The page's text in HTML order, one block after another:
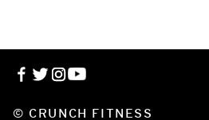
© CRUNCH FITNESS